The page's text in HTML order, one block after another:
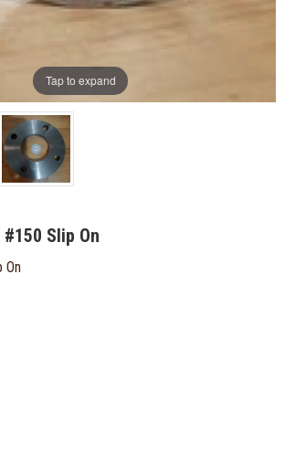
Tap to expand
Slip On
On
KÝ TƯ VẤN MIỄN PHÍ